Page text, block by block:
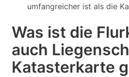
umfangreicher ist als die
Was ist die
auch
Katasterkarte